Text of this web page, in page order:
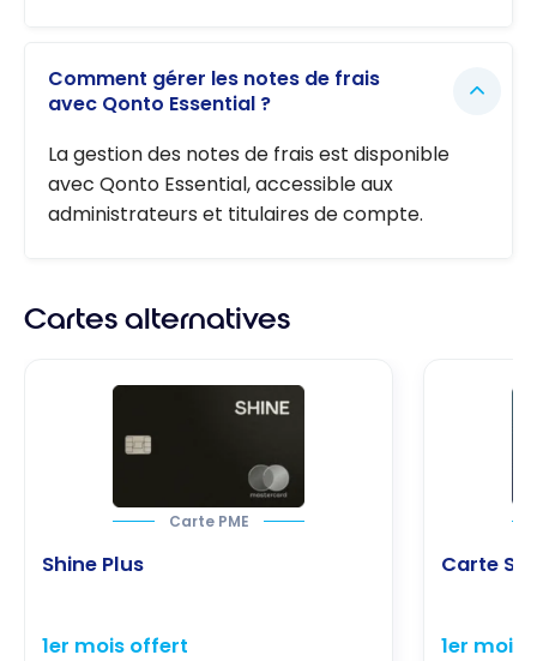
Comment gérer les notes de frais
avec Qonto Essential ?
La gestion des notes de frais est disponible
avec Qonto Essential, accessible aux
administrateurs et titulaires de compte.
Cartes alternatives
Carte PME
Shine Plus
1er mois offert
Carte
1er mois